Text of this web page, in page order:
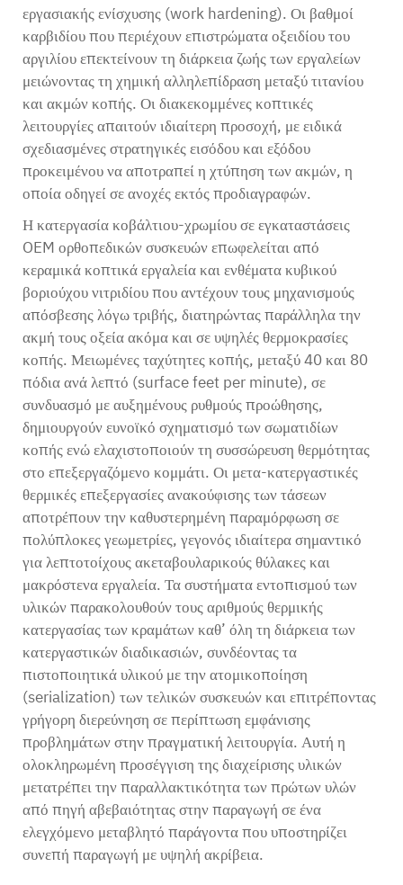
εργασιακής ενίσχυσης (work hardening). Οι βαθμοί
καρβιδίου που περιέχουν επιστρώματα οξειδίου του
αργιλίου επεκτείνουν τη διάρκεια ζωής των εργαλείων
μειώνοντας τη χημική αλληλεπίδραση μεταξύ τιτανίου
και ακμών κοπής. Οι διακεκομμένες κοπτικές
λειτουργίες απαιτούν ιδιαίτερη προσοχή, με ειδικά
σχεδιασμένες στρατηγικές εισόδου και εξόδου
προκειμένου να αποτραπεί η χτύπηση των ακμών, η
οποία οδηγεί σε ανοχές εκτός προδιαγραφών.
Η κατεργασία κοβάλτιου-χρωμίου σε εγκαταστάσεις
OEM ορθοπεδικών συσκευών επωφελείται από
κεραμικά κοπτικά εργαλεία και ενθέματα κυβικού
βοριούχου νιτριδίου που αντέχουν τους μηχανισμούς
απόσβεσης λόγω τριβής, διατηρώντας παράλληλα την
ακμή τους οξεία ακόμα και σε υψηλές θερμοκρασίες
κοπής. Μειωμένες ταχύτητες κοπής, μεταξύ 40 και 80
πόδια ανά λεπτό (surface feet per minute), σε
συνδυασμό με αυξημένους ρυθμούς προώθησης,
δημιουργούν ευνοϊκό σχηματισμό των σωματιδίων
κοπής ενώ ελαχιστοποιούν τη συσσώρευση θερμότητας
στο επεξεργαζόμενο κομμάτι. Οι μετα-κατεργαστικές
θερμικές επεξεργασίες ανακούφισης των τάσεων
αποτρέπουν την καθυστερημένη παραμόρφωση σε
πολύπλοκες γεωμετρίες, γεγονός ιδιαίτερα σημαντικό
για λεπτοτοίχους ακεταβουλαρικούς θύλακες και
μακρόστενα εργαλεία. Τα συστήματα εντοπισμού των
υλικών παρακολουθούν τους αριθμούς θερμικής
κατεργασίας των κραμάτων καθ’ όλη τη διάρκεια των
κατεργαστικών διαδικασιών, συνδέοντας τα
πιστοποιητικά υλικού με την ατομικοποίηση
(serialization) των τελικών συσκευών και επιτρέποντας
γρήγορη διερεύνηση σε περίπτωση εμφάνισης
προβλημάτων στην πραγματική λειτουργία. Αυτή η
ολοκληρωμένη προσέγγιση της διαχείρισης υλικών
μετατρέπει την παραλλακτικότητα των πρώτων υλών
από πηγή αβεβαιότητας στην παραγωγή σε ένα
ελεγχόμενο μεταβλητό παράγοντα που υποστηρίζει
συνεπή παραγωγή με υψηλή ακρίβεια.